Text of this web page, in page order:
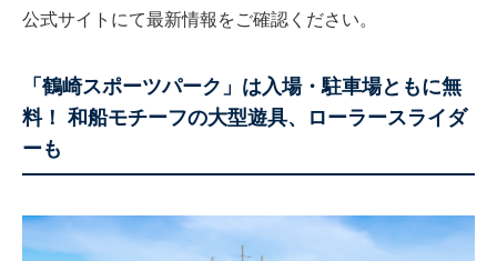
公式サイトにて最新情報をご確認ください。
「鶴崎スポーツパーク」は入場・駐車場ともに無
料！ 和船モチーフの大型遊具、ローラースライダ
ーも